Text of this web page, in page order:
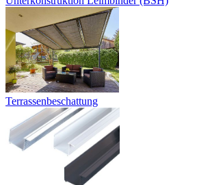
Terrassenbeschattung